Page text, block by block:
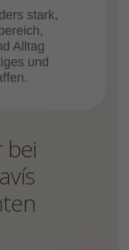
stark,
Alltag
und
bei